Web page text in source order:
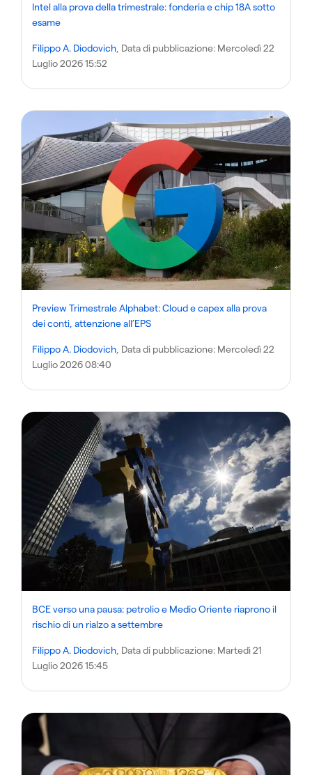
Intel alla prova della trimestrale: fonderia e chip 18A sotto
esame
Filippo A. Diodovich , Data di pubblicazione: Mercoledì 22
Luglio 2026 15:52
Preview Trimestrale Alphabet: Cloud e capex alla prova
dei conti, attenzione all’EPS
Filippo A. Diodovich , Data di pubblicazione: Mercoledì 22
Luglio 2026 08:40
BCE verso una pausa: petrolio e Medio Oriente riaprono il
rischio di un rialzo a settembre
Filippo A. Diodovich , Data di pubblicazione: Martedì 21
Luglio 2026 15:45